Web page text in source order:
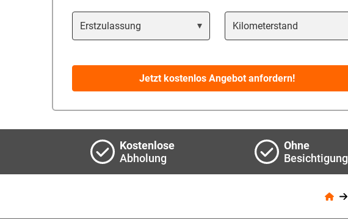
Year Kilometerstand
Jetzt kostenlos Angebot anfordern!
Kostenlose
Abholung
Ohne
Besichtigung